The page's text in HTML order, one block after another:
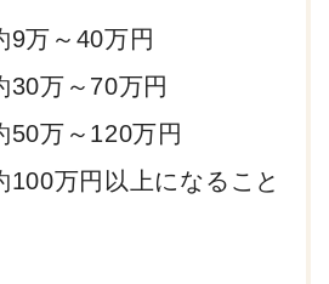
9万～40万円
30万～70万円
50万～120万円
100万円以上になること